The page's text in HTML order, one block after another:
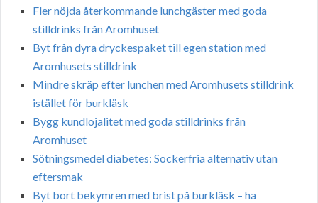
Fler nöjda återkommande lunchgäster med goda
stilldrinks från Aromhuset
Byt från dyra dryckespaket till egen station med
Aromhusets stilldrink
Mindre skräp efter lunchen med Aromhusets stilldrink
istället för burkläsk
Bygg kundlojalitet med goda stilldrinks från
Aromhuset
Sötningsmedel diabetes: Sockerfria alternativ utan
eftersmak
Byt bort bekymren med brist på burkläsk – ha